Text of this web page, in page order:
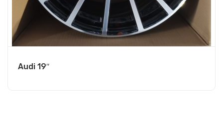
Audi 19″